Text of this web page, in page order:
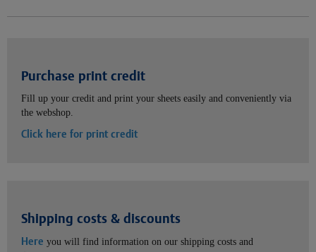
Purchase print credit
Fill up your credit and print your sheets easily and conveniently via
the webshop.
Click here for print credit
Shipping costs & discounts
Here you will find information on our shipping costs and